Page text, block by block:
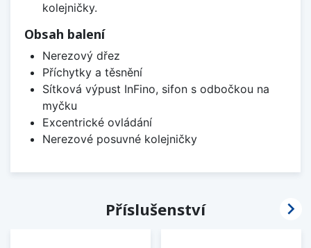
kolejničky.
Obsah balení
Nerezový dřez
Příchytky a těsnění
Sítková výpust InFino, sifon s odbočkou na
myčku
Excentrické ovládání
Nerezové posuvné kolejničky
Příslušenství 